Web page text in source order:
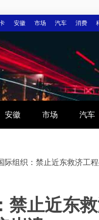
安徽 市场 汽车 消费
安徽 市场 汽车
际组织：禁止近东救济工
禁止近东